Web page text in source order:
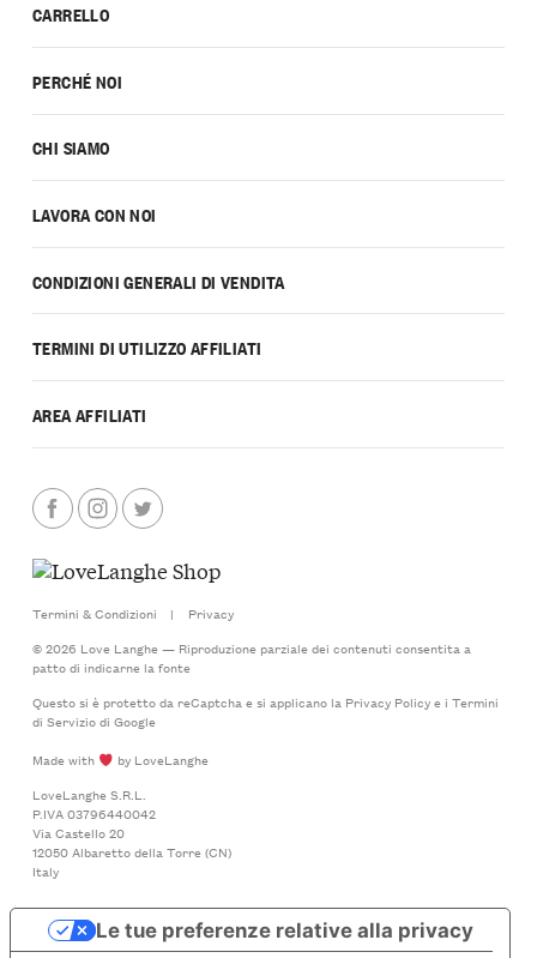
CARRELLO
PERCHÉ NOI
CHI SIAMO
LAVORA CON NOI
CONDIZIONI GENERALI DI VENDITA
TERMINI DI UTILIZZO AFFILIATI
AREA AFFILIATI
Termini & Condizioni |
Privacy
© 2026 Love Langhe — Riproduzione parziale dei contenuti consentita a
patto di indicarne la fonte
Questo si è protetto da reCaptcha e si applicano la Privacy Policye i Termini
di Serviziodi Google
Made with
by LoveLanghe
LoveLanghe S.R.L.
P.IVA 03796440042
Via Castello 20
12050 Albaretto della Torre (CN)
Italy
Le tue preferenze relative alla privacy